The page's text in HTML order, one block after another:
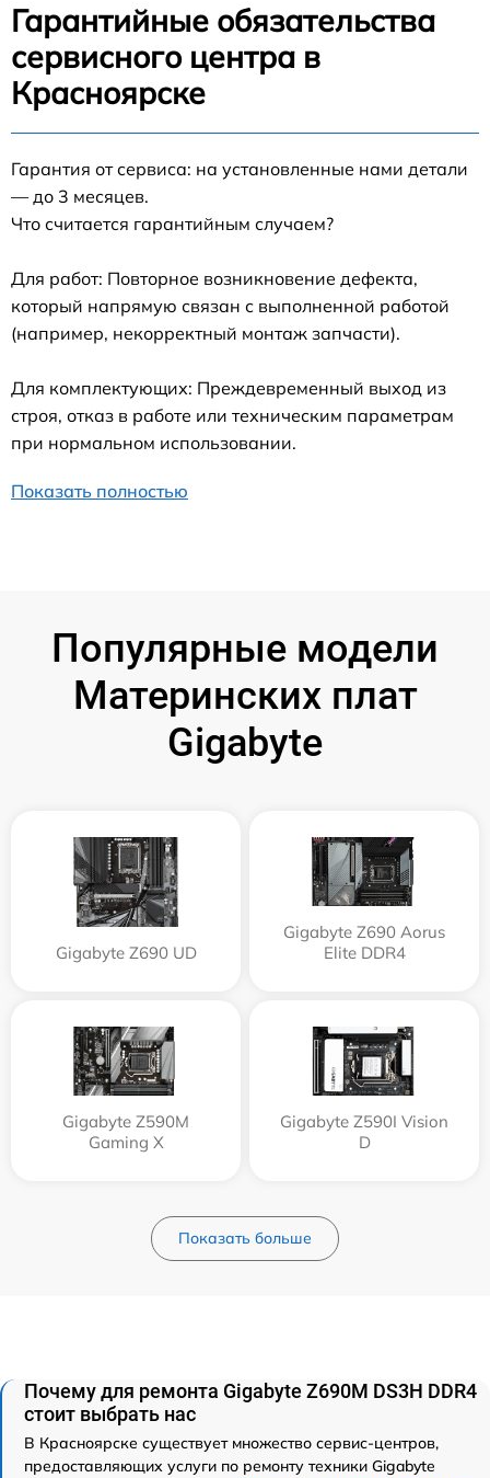
Гарантийные обязательства
сервисного центра в
Красноярске
Гарантия от сервиса: на установленные нами детали
— до 3 месяцев.
Что считается гарантийным случаем?
Для работ: Повторное возникновение дефекта,
который напрямую связан с выполненной работой
(например, некорректный монтаж запчасти).
Для комплектующих: Преждевременный выход из
строя, отказ в работе или техническим параметрам
при нормальном использовании.
Показать полностью
Популярные модели
Материнских плат
Gigabyte
Gigabyte Z690 UD
Gigabyte Z690 Aorus
Elite DDR4
Gigabyte Z590M
Gaming X
Gigabyte Z590I Vision
D
Показать больше
Почему для ремонта Gigabyte Z690M DS3H DDR4
стоит выбрать нас
В Красноярске существует множество сервис-центров,
предоставляющих услуги по ремонту техники Gigabyte